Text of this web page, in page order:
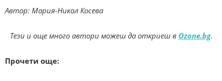
Автор: Мария-Никол Косева
Тези и още много автори можеш да откриеш в Ozone.bg.
Прочети още: